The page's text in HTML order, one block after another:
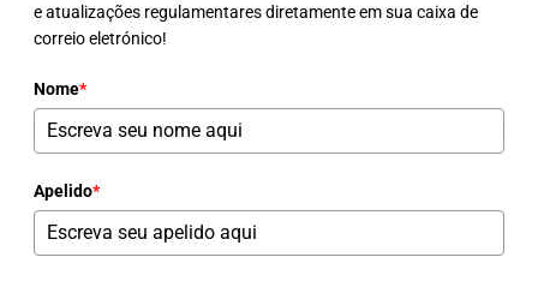
e atualizações regulamentares diretamente em sua caixa de
correio eletrónico!
Nome*
Apelido*